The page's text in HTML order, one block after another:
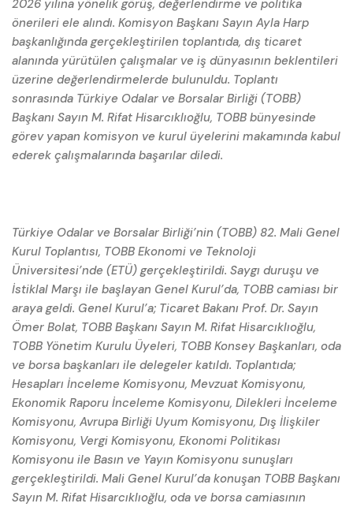
2026 yılına yönelik görüş, değerlendirme ve politika
önerileri ele alındı. Komisyon Başkanı Sayın Ayla Harp
başkanlığında gerçekleştirilen toplantıda, dış ticaret
alanında yürütülen çalışmalar ve iş dünyasının beklentileri
üzerine değerlendirmelerde bulunuldu. Toplantı
sonrasında Türkiye Odalar ve Borsalar Birliği (TOBB)
Başkanı Sayın M. Rifat Hisarcıklıoğlu, TOBB bünyesinde
görev yapan komisyon ve kurul üyelerini makamında kabul
ederek çalışmalarında başarılar diledi.
Türkiye Odalar ve Borsalar Birliği’nin (TOBB) 82. Mali Genel
Kurul Toplantısı, TOBB Ekonomi ve Teknoloji
Üniversitesi’nde (ETÜ) gerçekleştirildi. Saygı duruşu ve
İstiklal Marşı ile başlayan Genel Kurul’da, TOBB camiası bir
araya geldi. Genel Kurul’a; Ticaret Bakanı Prof. Dr. Sayın
Ömer Bolat, TOBB Başkanı Sayın M. Rifat Hisarcıklıoğlu,
TOBB Yönetim Kurulu Üyeleri, TOBB Konsey Başkanları, oda
ve borsa başkanları ile delegeler katıldı. Toplantıda;
Hesapları İnceleme Komisyonu, Mevzuat Komisyonu,
Ekonomik Raporu İnceleme Komisyonu, Dilekleri İnceleme
Komisyonu, Avrupa Birliği Uyum Komisyonu, Dış İlişkiler
Komisyonu, Vergi Komisyonu, Ekonomi Politikası
Komisyonu ile Basın ve Yayın Komisyonu sunuşları
gerçekleştirildi. Mali Genel Kurul’da konuşan TOBB Başkanı
Sayın M. Rifat Hisarcıklıoğlu, oda ve borsa camiasının